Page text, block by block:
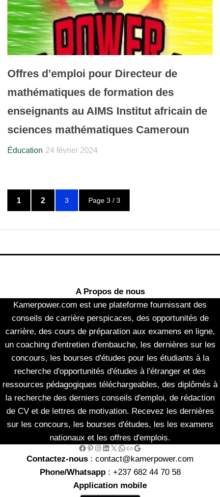
Offres d’emploi pour Directeur de
mathématiques de formation des
enseignants au AIMS Institut africain de
sciences mathématiques Cameroun
Éducation 24 février 2024
1 2 3 Page 3 / 3
A Propos de nous
Kamerpower.com est une plateforme fournissant des
conseils de carrière perspicaces, des opportunités de
carrière, des cours de préparation aux examens en ligne,
un coaching d'entretien d'embauche, les dernières sur les
concours, les bourses d'études pour les étudiants à la
recherche d'opportunités d'études à l'étranger et des
ressources pédagogiques téléchargeables, des diplômés à
la recherche des derniers conseils d'emploi, de rédaction
de CV et de lettres de motivation. Recevez les dernières
sur les concours, les bourses d'études, les les examens
nationaux et les offres d'emplois.
Facebook Pinterest Instagram LinkedIn X WhatsApp Link Google
Contactez-nous : contact@kamerpower.com
Phone/Whatsapp: +237 682 44 70 58
Application mobile